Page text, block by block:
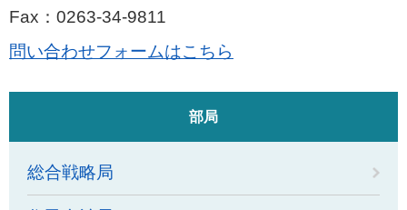
Fax：0263-34-9811
問い合わせフォームはこちら
部局
総合戦略局